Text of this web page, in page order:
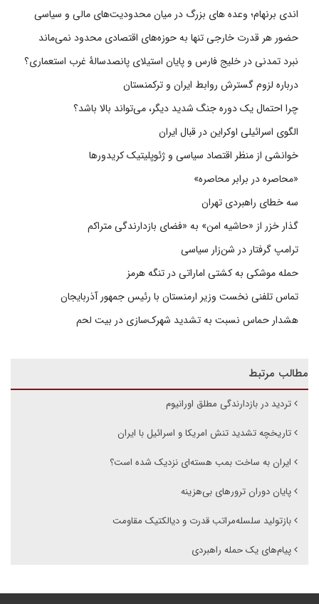
اندی برنهام؛ وعده های بزرگ در میان محدودیت‌های مالی و سیاسی
حضور هر قدرت خارجی تنها به حوزه‌های اقتصادی محدود نمی‌ماند
نبرد تمدنی در خلیج فارس و پایان استیلای پانصدسالۀ غرب استعماری؟
درباره لزوم گسترش روابط ایران و ترکمنستان
چرا احتمال یک دوره جنگ شدید دیگر، می‌تواند بالا باشد؟
الگوی اسرائیلی اوکراین در قبال ایران
خوانشی از منظر اقتصاد سیاسی و ژئوپلیتیک کریدورها
«محاصره در برابر محاصره»
سه خطای راهبردی تهران
گذار خزر از «حاشیه امن» به «فضای بازدارندگی متراکم
ترامپ گرفتار در شن‌زار سیاسی
حمله موشکی به کشتی اماراتی در تنگه هرمز
تماس تلفنی نخست وزیر ارمنستان با رئیس جمهور آذربایجان
هشدار حماس نسبت به تشدید شهرک‌سازی در بیت‌ لحم
مطالب مرتبط
تردید در بازدارندگی مطلق اورانیوم
تاریخچه تشدید تنش امریکا و اسرائیل با ایران
ایران به ساخت بمب هسته‌ای نزدیک شده‌ است؟
پایان دوران ترورهای بی‌هزینه
بازتولید سلسله‌مراتب قدرت و دیالکتیک مقاومت
پیام‌های یک حمله راهبردی